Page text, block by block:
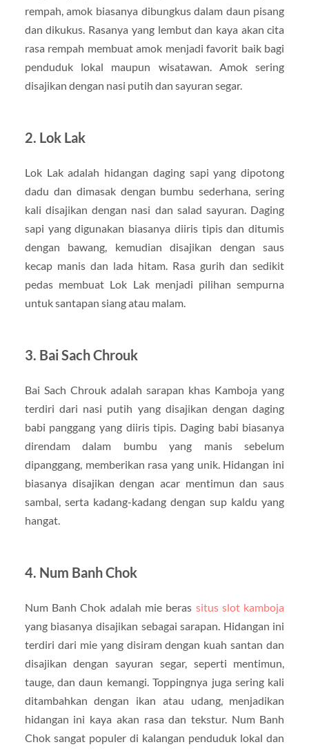
rempah, amok biasanya dibungkus dalam daun pisang
dan dikukus. Rasanya yang lembut dan kaya akan cita
rasa rempah membuat amok menjadi favorit baik bagi
penduduk lokal maupun wisatawan. Amok sering
disajikan dengan nasi putih dan sayuran segar.
2. Lok Lak
Lok Lak adalah hidangan daging sapi yang dipotong
dadu dan dimasak dengan bumbu sederhana, sering
kali disajikan dengan nasi dan salad sayuran. Daging
sapi yang digunakan biasanya diiris tipis dan ditumis
dengan bawang, kemudian disajikan dengan saus
kecap manis dan lada hitam. Rasa gurih dan sedikit
pedas membuat Lok Lak menjadi pilihan sempurna
untuk santapan siang atau malam.
3. Bai Sach Chrouk
Bai Sach Chrouk adalah sarapan khas Kamboja yang
terdiri dari nasi putih yang disajikan dengan daging
babi panggang yang diiris tipis. Daging babi biasanya
direndam dalam bumbu yang manis sebelum
dipanggang, memberikan rasa yang unik. Hidangan ini
biasanya disajikan dengan acar mentimun dan saus
sambal, serta kadang-kadang dengan sup kaldu yang
hangat.
4. Num Banh Chok
Num Banh Chok adalah mie beras situs slot kamboja
yang biasanya disajikan sebagai sarapan. Hidangan ini
terdiri dari mie yang disiram dengan kuah santan dan
disajikan dengan sayuran segar, seperti mentimun,
tauge, dan daun kemangi. Toppingnya juga sering kali
ditambahkan dengan ikan atau udang, menjadikan
hidangan ini kaya akan rasa dan tekstur. Num Banh
Chok sangat populer di kalangan penduduk lokal dan